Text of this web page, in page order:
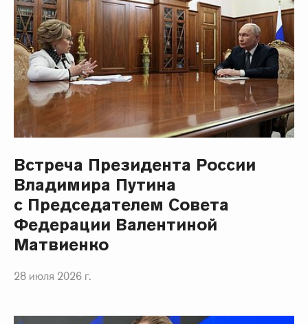
Встреча Президента России
Владимира Путина
с Председателем Совета
Федерации Валентиной
Матвиенко
28 июля 2026 г.